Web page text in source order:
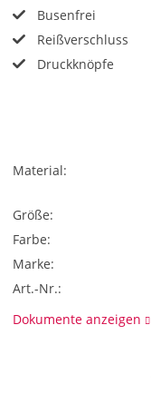
Busenfrei
Reißverschluss
Druckknöpfe
Material:
Größe:
Farbe:
Marke:
Art.-Nr.:
Dokumente anzeigen